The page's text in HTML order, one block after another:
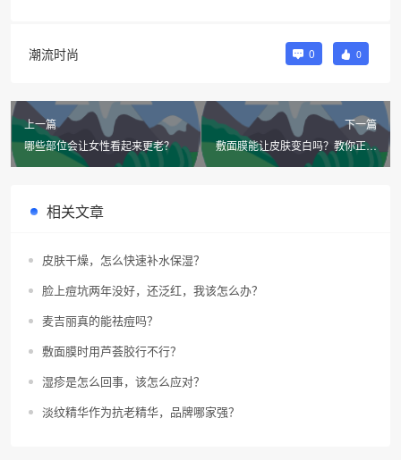
潮流时尚 0 0
上一篇
哪些部位会让女性看起来更老？
下一篇
敷面膜能让皮肤变白吗？教你正确
的敷面膜方法，避免烂脸！
相关文章
皮肤干燥，怎么快速补水保湿？
脸上痘坑两年没好，还泛红，我该怎么办？
麦吉丽真的能祛痘吗？
敷面膜时用芦荟胶行不行？
湿疹是怎么回事，该怎么应对？
淡纹精华作为抗老精华，品牌哪家强？